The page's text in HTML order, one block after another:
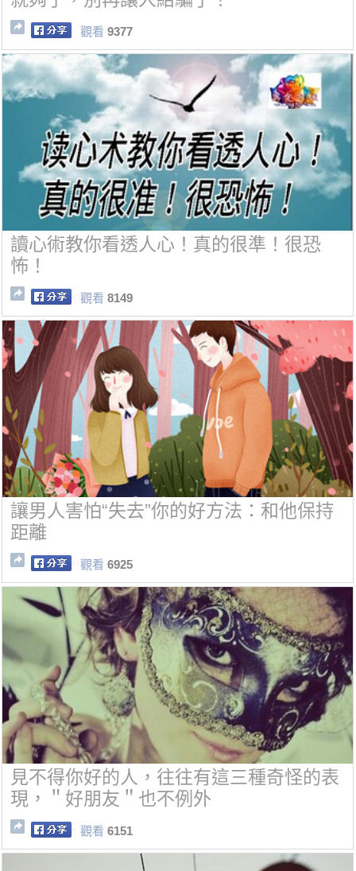
觀看 9377
讀心術教你看透人心！真的很準！很恐
怖！
觀看 8149
讓男人害怕“失去”你的好方法：和他保持
距離
觀看 6925
見不得你好的人，往往有這三種奇怪的表
現，＂好朋友＂也不例外
觀看 6151